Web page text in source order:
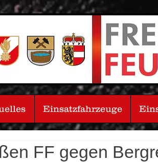
FF gegen
Einsatzfahrzeuge